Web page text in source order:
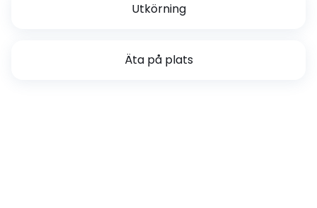
Utkörning
Äta på plats